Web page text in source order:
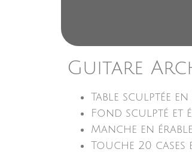
Guitare
Table sculptée en
Fond sculpté et
Manche en
Touche 20 cases